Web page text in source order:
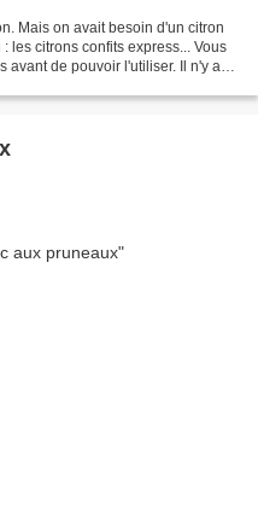
Mais on avait besoin d'un citron
les citrons confits express... Vous
avant de pouvoir l'utiliser. Il n'y a